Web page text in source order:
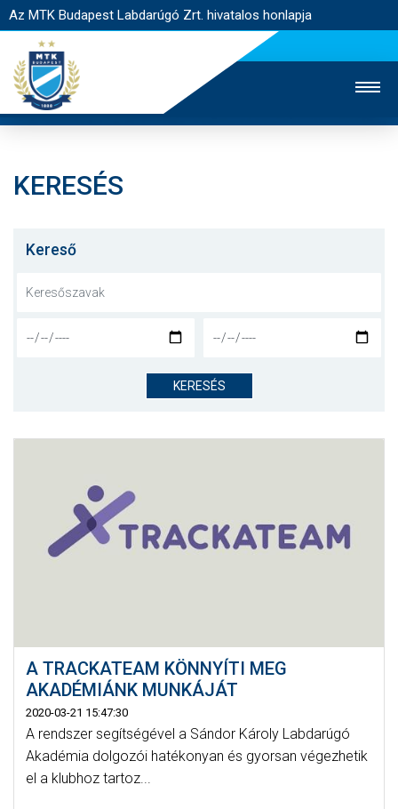
Az MTK Budapest Labdarúgó Zrt. hivatalos honlapja
JEGYÉRTÉKESÍTÉS
NYITÓLAP
CSAPATOK
SZURKOLÓI ÉLMÉNYEK
KERESÉS
Kereső
KERESÉS
A TRACKATEAM KÖNNYÍTI MEG
AKADÉMIÁNK MUNKÁJÁT
2020-03-21 15:47:30
A rendszer segítségével a Sándor Károly Labdarúgó
Akadémia dolgozói hatékonyan és gyorsan végezhetik
el a klubhoz tartoz...